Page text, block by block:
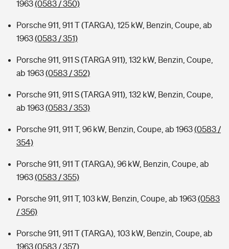
1963(0583 / 350)
Porsche 911, 911 T (TARGA), 125 kW, Benzin, Coupe, ab
1963(0583 / 351)
Porsche 911, 911 S (TARGA 911), 132 kW, Benzin, Coupe,
ab 1963(0583 / 352)
Porsche 911, 911 S (TARGA 911), 132 kW, Benzin, Coupe,
ab 1963(0583 / 353)
Porsche 911, 911 T, 96 kW, Benzin, Coupe, ab 1963(0583 /
354)
Porsche 911, 911 T (TARGA), 96 kW, Benzin, Coupe, ab
1963(0583 / 355)
Porsche 911, 911 T, 103 kW, Benzin, Coupe, ab 1963(0583
/ 356)
Porsche 911, 911 T (TARGA), 103 kW, Benzin, Coupe, ab
1963(0583 / 357)